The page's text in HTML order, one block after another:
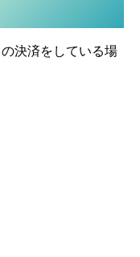
決済をしている場